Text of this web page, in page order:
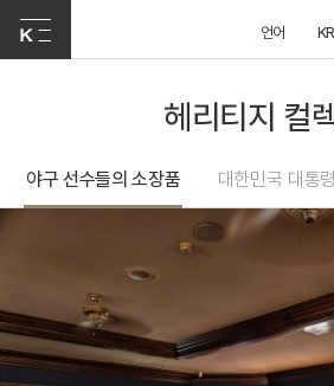
언어 KR
헤리티지 컬
야구 선수들의 소장품 대한민국 대통